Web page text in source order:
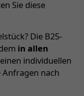
Sie diese
Die B25-
in allen
individuellen
nach